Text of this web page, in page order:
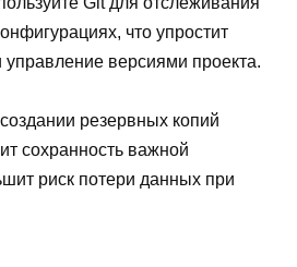
что упростит
версиями проекта.
резервных копий
сохранность важной
риск потери данных при